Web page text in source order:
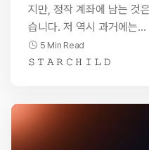
지만, 정작 계좌에 남는 것
습니다. 저 역시 과거에는…
5 Min Read
𝚂 𝚃 𝙰 𝚁 𝙲 𝙷 𝙸 𝙻 𝙳